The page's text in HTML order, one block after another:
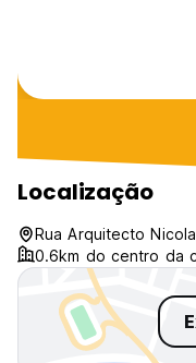
Localização
Rua Arquitecto
0.6km do centro da